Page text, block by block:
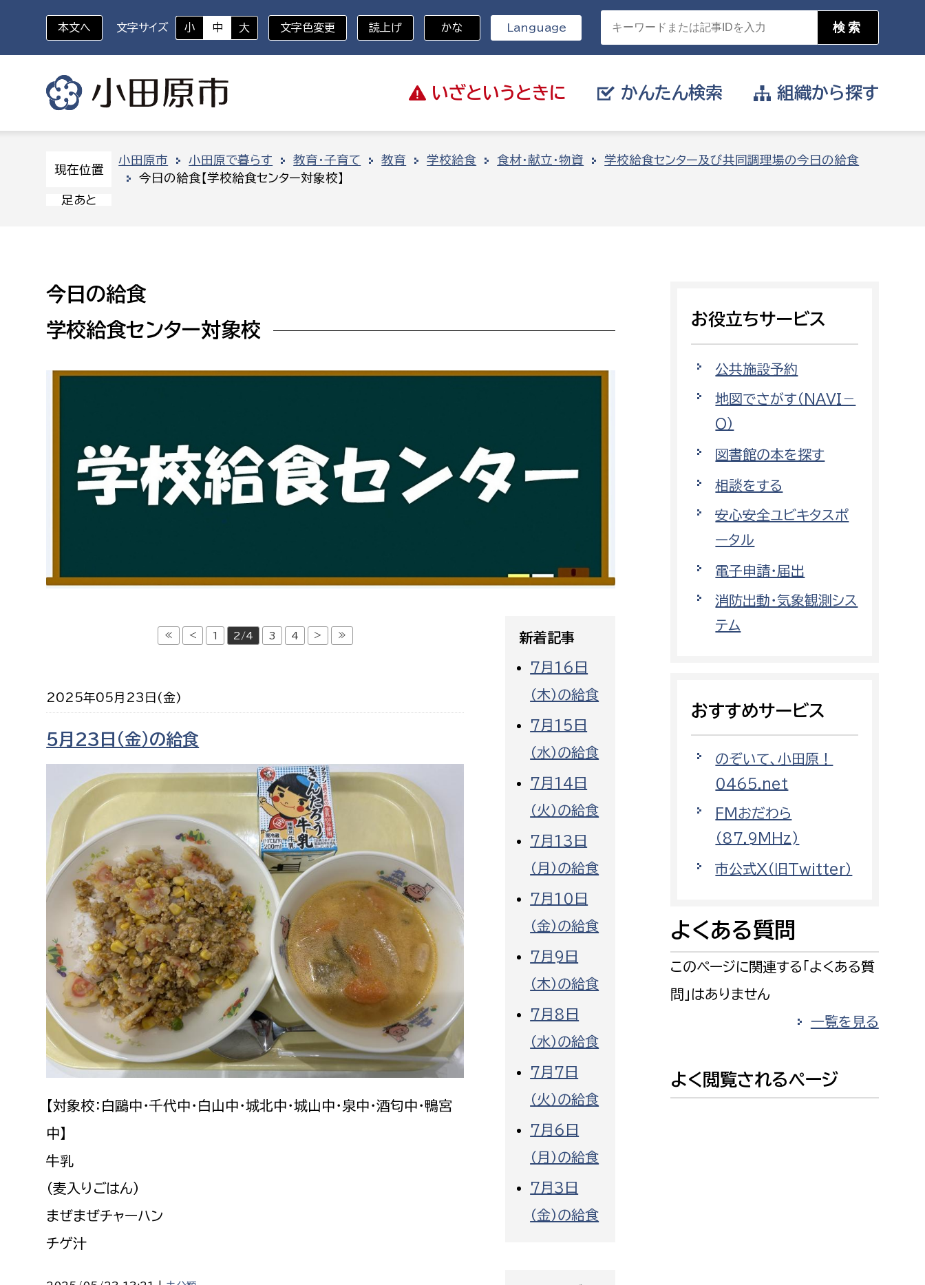
いざと いうときに
いざというときに
かんたん検索
対象者を選択
新生児・乳幼児
小・中学生
高校生・大学生など
高齢者
障がい者
ペット
分野を選択
地域経済
都市基盤
観光
市議会
目的を選択
相談をしたい
支払いをしたい
働きたい
小田原のことを知りたい
イベント・講座などに参加したい
まちづくりに関わりたい
組織から探す
組織から探す
部に属さない室
資産税課
地域安全課
人権・男女共同参画課
生涯学習課
文化財課
環境部
ゼロカーボン推進課
環境保護課
環境事業センター
障がい福祉課
健康づくり課
子ども政策課
産業政策課
水産海浜課
都市部
都市政策課
建築指導課
建設政策課
国県事業推進課
土木管理課
道水路整備課
みどり公園課
建築課
会計管理者
出納室
市立総合医療センター
患者サポートセンター
病院管理局：経営管理課
病院管理局：施設用度課
病院管理局：医事課
消防
消防総務課
予防課
警防計画課
消防課
警防第1課
警防第2課
上下水道局
経営総務課
給排水業務課
水道整備課
下水道整備課
浄水管理課
教育部
教育総務課
保健給食課
教育指導課
選挙管理委員会事務局
農業委員会事務局
農業委員会事務局
本文へ 文字サイズ 小 中 大 文字色変更 読上げ かな Language
現在位置
小田原市 小田原で暮らす 教育・子育て 教育 学校給食 食材・献立・物資
学校給食センター及び共同調理場の今日の給食
今日の給食【学校給食センター対象校】
足あと
今日の給食
学校給食センター対象校
≪ < 1 2/4 3 4 > ≫
2025年05月23日(金)
5月23日（金）の給食
【対象校：白鷗中・千代中・白山中・城北中・城山中・泉中・酒匂中・鴨宮
中】
牛乳
（麦入りごはん）
まぜまぜチャーハン
チゲ汁
新着記事
7月16日
（木）の給食
7月15日
（水）の給食
7月14日
（火）の給食
7月13日
（月）の給食
7月10日
（金）の給食
7月9日
（木）の給食
7月8日
（水）の給食
7月7日
（火）の給食
7月6日
（月）の給食
7月3日
（金）の給食
お役立ちサービス
公共施設予約
地図でさがす（NAVI－
O）
図書館の本を探す
相談をする
安心安全ユビキタスポ
ータル
電子申請・届出
消防出動・気象観測シス
テム
おすすめサービス
のぞいて、小田原！
0465.net
FMおだわら
（87.9MHz)
市公式X（旧Twitter）
よくある質問
このページに関連する「よくある質
問」はありません
一覧を見る
よく閲覧されるページ